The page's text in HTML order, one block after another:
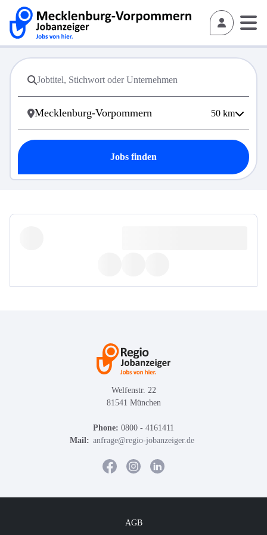
50 km
Jobs finden
Welfenstr. 22
81541 München
Phone: 0800 - 4161411
Mail: anfrage@regio-jobanzeiger.de
AGB